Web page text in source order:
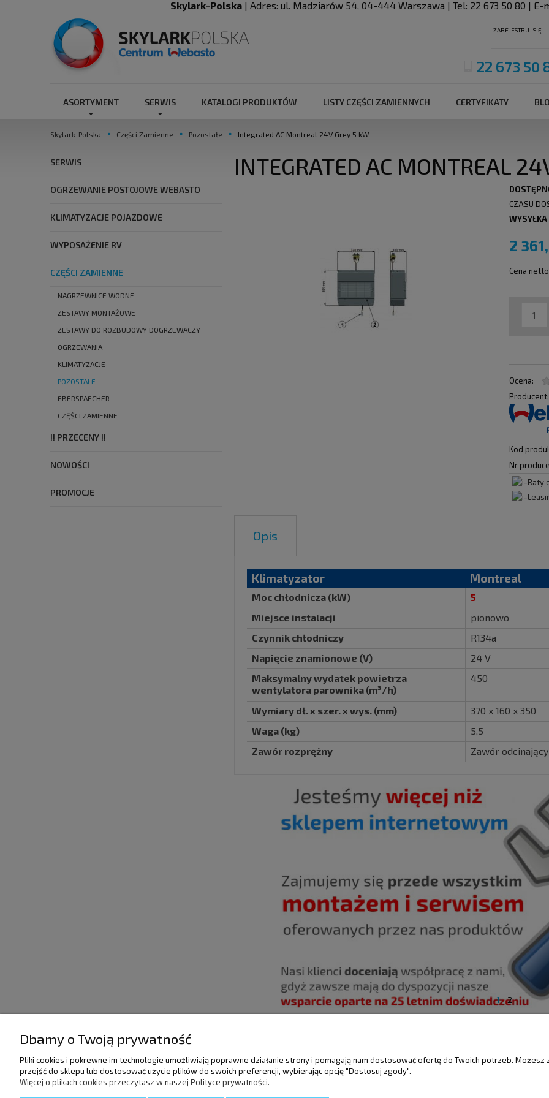
Skylark-Polska| Adres: ul. Madziarów 54, 04-444 Warszawa | Tel: 22 673 50 80 | E-
ZAREJESTRUJ SIĘ
22 673 50
ASORTYMENT SERWIS KATALOGI PRODUKTÓW LISTY CZĘŚCI ZAMIENNYCH CERTYFIKATY
Skylark-Polska Części Zamienne Pozostałe Integrated AC Montreal 24V Grey 5 kW
SERWIS
OGRZEWANIE POSTOJOWE WEBASTO
KLIMATYZACJE POJAZDOWE
WYPOSAŻENIE RV
CZĘŚCI ZAMIENNE
NAGRZEWNICE WODNE
ZESTAWY MONTAŻOWE
ZESTAWY DO ROZBUDOWY DOGRZEWACZY
OGRZEWANIA
KLIMATYZACJE
POZOSTAŁE
EBERSPAECHER
CZĘŚCI ZAMIENNE
!! PRZECENY !!
NOWOŚCI
PROMOCJE
INTEGRATED AC MONTREAL
CZASU
2
Cena
Ocena:
Producent:
Kod
Nr
Opis
Klimatyzator Montreal
Moc chłodnicza (kW)
5
Miejsce instalacji
pionowo
Czynnik chłodniczy
R134a
Napięcie znamionowe (V)
24 V
Maksymalny wydatek powietrza
wentylatora parownika (m³/h)
450
Wymiary dł. x szer. x wys. (mm)
370 x 160 x 350
Waga (kg)
5,5
Zawór rozprężny
Zawór
1 2
POMOC
Regulamin
DOSTAWA I PŁATNOŚCI
Raty/Leasing
MOJE KONTO GWARANCJA I
Dbamy o Twoją prywatność
Pliki cookies i pokrewne im technologie umożliwiają poprawne działanie strony i pomagają nam dostosować ofertę do Twoich potrzeb.
przejść do sklepu lub dostosować użycie plików do swoich preferencji, wybierając opcję "Dostosuj zgody".
Więcej o plikach cookies przeczytasz w naszej Polityce prywatności.